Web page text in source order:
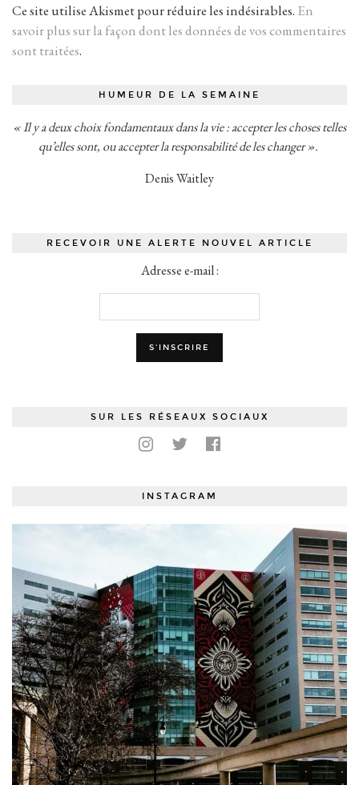
Ce site utilise Akismet pour réduire les indésirables. En
savoir plus sur la façon dont les données de vos commentaires
sont traitées.
HUMEUR DE LA SEMAINE
« Il y a deux choix fondamentaux dans la vie : accepter les choses telles
qu’elles sont, ou accepter la responsabilité de les changer ».
Denis Waitley
RECEVOIR UNE ALERTE NOUVEL ARTICLE
Adresse e-mail :
SUR LES RÉSEAUX SOCIAUX
INSTAGRAM